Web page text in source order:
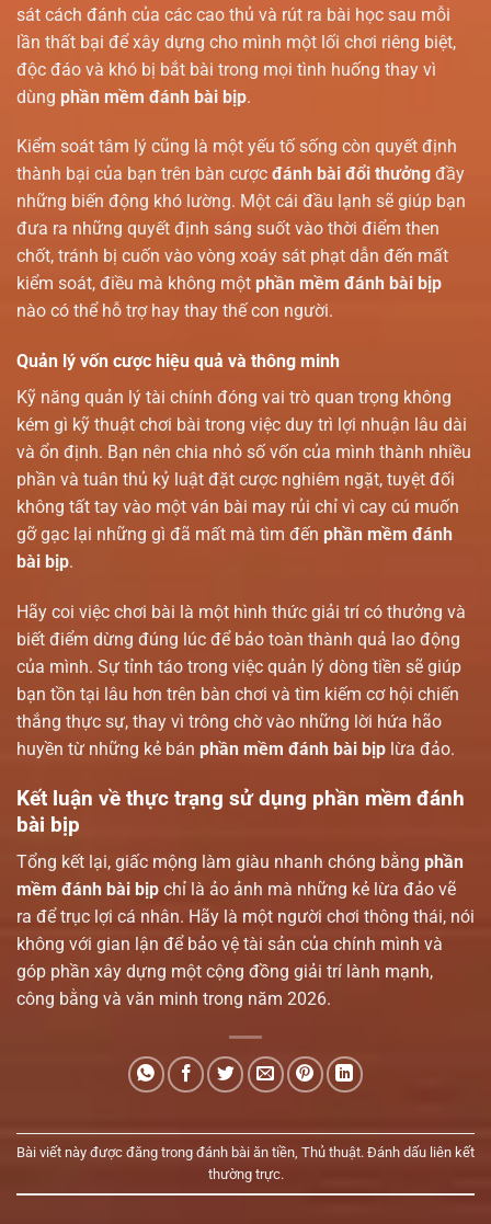
sát cách đánh của các cao thủ và rút ra bài học sau mỗi
lần thất bại để xây dựng cho mình một lối chơi riêng biệt,
độc đáo và khó bị bắt bài trong mọi tình huống thay vì
dùng phần mềm đánh bài bịp.
Kiểm soát tâm lý cũng là một yếu tố sống còn quyết định
thành bại của bạn trên bàn cược đánh bài đổi thưởng đầy
những biến động khó lường. Một cái đầu lạnh sẽ giúp bạn
đưa ra những quyết định sáng suốt vào thời điểm then
chốt, tránh bị cuốn vào vòng xoáy sát phạt dẫn đến mất
kiểm soát, điều mà không một phần mềm đánh bài bịp
nào có thể hỗ trợ hay thay thế con người.
Quản lý vốn cược hiệu quả và thông minh
Kỹ năng quản lý tài chính đóng vai trò quan trọng không
kém gì kỹ thuật chơi bài trong việc duy trì lợi nhuận lâu dài
và ổn định. Bạn nên chia nhỏ số vốn của mình thành nhiều
phần và tuân thủ kỷ luật đặt cược nghiêm ngặt, tuyệt đối
không tất tay vào một ván bài may rủi chỉ vì cay cú muốn
gỡ gạc lại những gì đã mất mà tìm đến phần mềm đánh
bài bịp.
Hãy coi việc chơi bài là một hình thức giải trí có thưởng và
biết điểm dừng đúng lúc để bảo toàn thành quả lao động
của mình. Sự tỉnh táo trong việc quản lý dòng tiền sẽ giúp
bạn tồn tại lâu hơn trên bàn chơi và tìm kiếm cơ hội chiến
thắng thực sự, thay vì trông chờ vào những lời hứa hão
huyền từ những kẻ bán phần mềm đánh bài bịp lừa đảo.
Kết luận về thực trạng sử dụng phần mềm đánh
bài bịp
Tổng kết lại, giấc mộng làm giàu nhanh chóng bằng phần
mềm đánh bài bịp chỉ là ảo ảnh mà những kẻ lừa đảo vẽ
ra để trục lợi cá nhân. Hãy là một người chơi thông thái, nói
không với gian lận để bảo vệ tài sản của chính mình và
góp phần xây dựng một cộng đồng giải trí lành mạnh,
công bằng và văn minh trong năm 2026.
Bài viết này được đăng trong đánh bài ăn tiền Thủ thuật. Đánh dấu liên kết
thường trực.